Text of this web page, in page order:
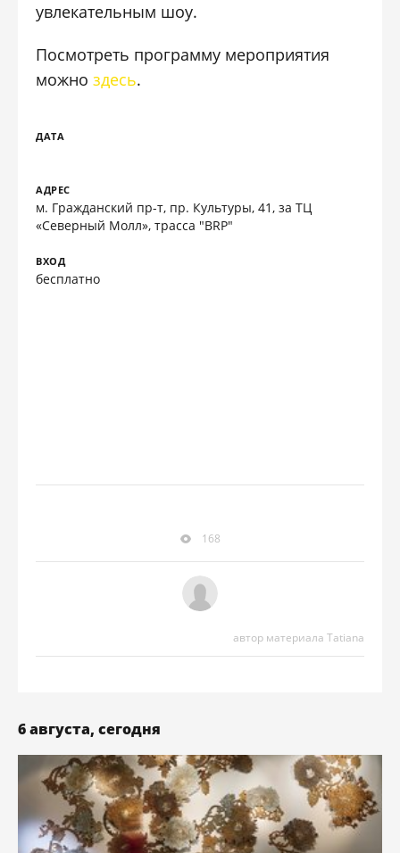
увлекательным шоу.
Посмотреть программу мероприятия
можноздесь.
ДАТА
АДРЕС
м. Гражданский пр-т, пр. Культуры, 41, за ТЦ
«Северный Молл», трасса "BRP"
ВХОД
бесплатно
168
автор материала Tatiana
6 августа, сегодня